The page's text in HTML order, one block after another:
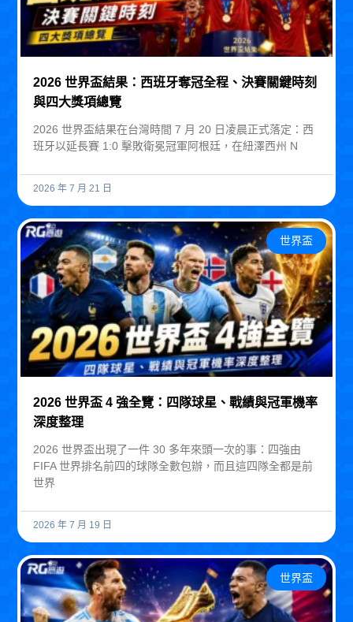
2026 世界盃結果：西班牙奪冠全程、決賽關鍵時刻
與四大獎項總覽
2026 世界盃結果在台灣時間 7 月 20 日凌晨正式落定：西
班牙以延長賽 1:0 擊敗衛冕冠軍阿根廷，在紐澤西州 N
2026 年 7 月 21 日
世界盃
2026 世界盃 4 強全覽：四隊球星、戰績與冠軍機率
深度整理
2026 世界盃出現了一件 30 多年來頭一次的事：四強由
FIFA 世界排名前四的球隊全數包辦，而且這四隊全都是前
世界
2026 年 7 月 19 日
世界盃